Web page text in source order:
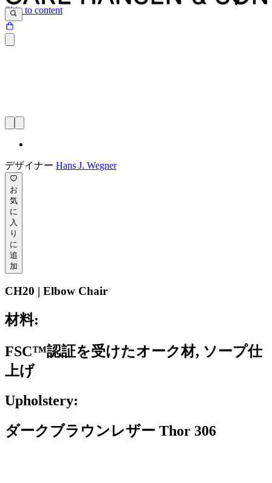
Skip to content
デザイナー Hans J. Wegner
お
気
に
入
り
に
追
加
CH20 | Elbow Chair
材料:
FSC™認証を受けたオーク材, ソープ仕
上げ
Upholstery:
ダークブラウンレザー Thor 306